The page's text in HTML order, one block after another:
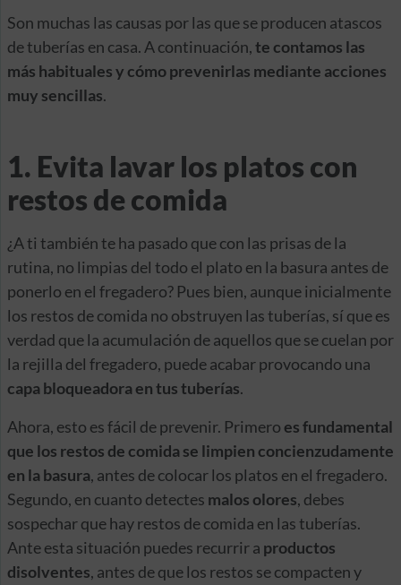
Son muchas las causas por las que se producen atascos
de tuberías en casa. A continuación,te contamos las
más habituales y cómo prevenirlas mediante acciones
muy sencillas.
1. Evita lavar los platos con
restos de comida
¿A ti también te ha pasado que con las prisas de la
rutina, no limpias del todo el plato en la basura antes de
ponerlo en el fregadero? Pues bien, aunque inicialmente
los restos de comida no obstruyen las tuberías, sí que es
verdad que la acumulación de aquellos que se cuelan por
la rejilla del fregadero, puede acabar provocando una
capa bloqueadora en tus tuberías.
Ahora, esto es fácil de prevenir. Primero es fundamental
que los restos de comida se limpien concienzudamente
en la basura, antes de colocar los platos en el fregadero.
Segundo, en cuanto detectes malos olores, debes
sospechar que hay restos de comida en las tuberías.
Ante esta situación puedes recurrir a productos
disolventes, antes de que los restos se compacten y